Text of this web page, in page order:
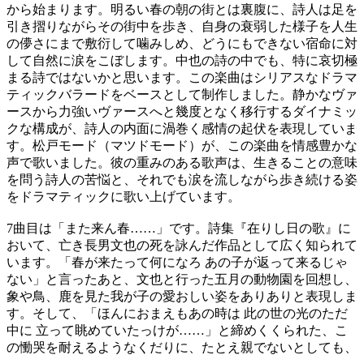
から始まります。明るい春の朝の街とは裏腹に、詩人は足を
引き摺りながらその街中を歩き、自身の衰弱した様子を人生
の儚さにまで敷衍して噛みしめ、どうにもできない宿命に対
して自然に涙をこぼします。中也の詩の中でも、特に哀切極
まる詩ではないかと思います。この楽曲はシリアスなドラマ
ティックバラードをベースとして制作しました。静かなヴァ
ースから力強いヴァースへと幾度となく移行するダイナミッ
クな構成が、詩人の内面に渦巻く感情の起伏を表現していま
す。松戸モード（マツドモード）が、この楽曲を情感豊かな
声で歌いました。彼の重みのある歌声は、生きることの意味
を問う詩人の苦悩と、それでも涙を流しながら歩き続ける姿
をドラマティックに歌い上げています。
7曲目は「また来ん春……」です。詩集『在りし日の歌』に
おいて、亡き長男文也の死を詠んだ作品として広く知られて
います。「春が来たって何になろ あの子が返って来るじゃ
ない」と言ったあと、文也と行った五月の動物園を回想し、
象や鳥、鹿を見た我が子の愛おしい姿をありありと表現しま
す。そして、「ほんにおまえもあの時は 此の世の光のただ
中に 立って眺めていたっけが……」と締めくくられた、こ
の慟哭を耐えるようなくだりに、たとえ親でないとしても、